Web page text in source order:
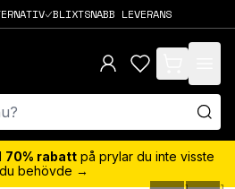
BLIXTSNABB LEVERANS
items in cart,
70% rabatt på prylar du inte visste
behövde →